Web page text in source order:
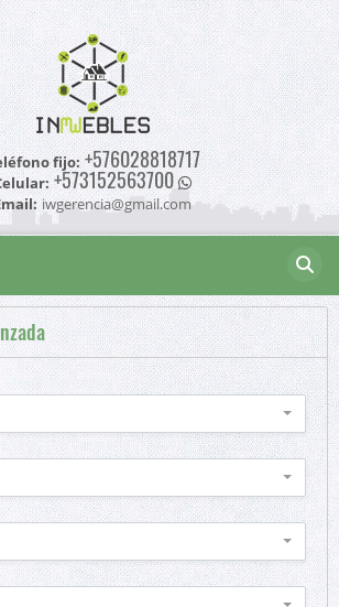
fijo: +576028818717
+573152563700
iwgerencia@gmail.com